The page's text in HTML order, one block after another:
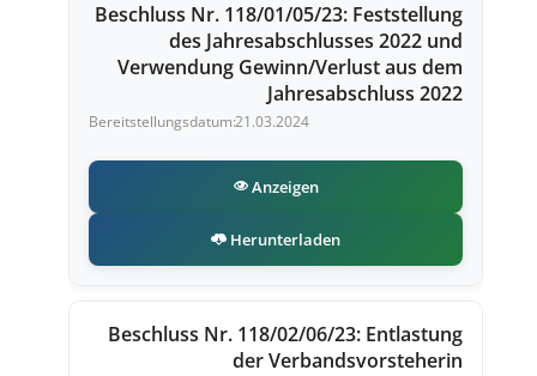
Beschluss Nr. 118/01/05/23: Feststellung
des Jahresabschlusses 2022 und
Verwendung Gewinn/Verlust aus dem
Jahresabschluss 2022
21.03.2024
Anzeigen
Herunterladen
Beschluss Nr. 118/02/06/23: Entlastung
der Verbandsvorsteherin